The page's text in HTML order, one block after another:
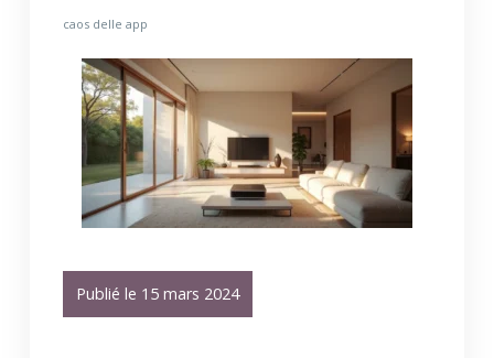
caos delle app
Publié le 15 mars 2024